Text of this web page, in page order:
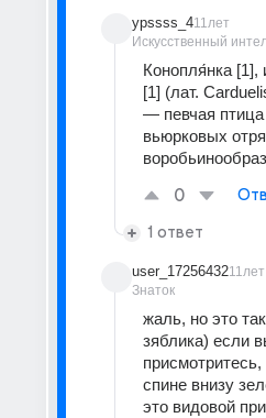
ypssss_4
Искусственный
11лет
Конопля́нка [1],
[1] (лат.
— певчая
вьюрковых
0
1 ответ
user_17256432
Знаток
11лет
жаль, но это
зяблика) если
спине внизу
это видовой